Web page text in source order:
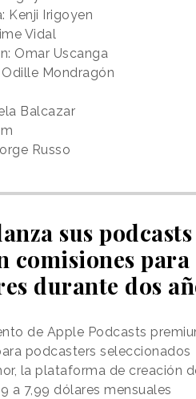
Kenji Irigoyen
Vidal
Omar Uscanga
Mondragón
Balcazar
Russo
sus
comisiones para
durante dos
de Apple Podcasts
podcasters seleccionados
la plataforma de creación
a 7,99 dólares mensuales